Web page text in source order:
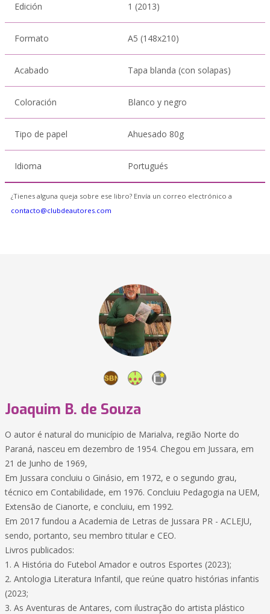
Edición 1 (2013)
Formato A5 (148x210)
Acabado Tapa blanda (con solapas)
Coloración Blanco y negro
Tipo de papel Ahuesado 80g
Idioma Portugués
¿Tienes alguna queja sobre ese libro? Envía un correo electrónico a
contacto@clubdeautores.com
Joaquim B. de Souza
O autor é natural do município de Marialva, região Norte do
Paraná, nasceu em dezembro de 1954. Chegou em Jussara, em
21 de Junho de 1969,
Em Jussara concluiu o Ginásio, em 1972, e o segundo grau,
técnico em Contabilidade, em 1976. Concluiu Pedagogia na UEM,
Extensão de Cianorte, e concluiu, em 1992.
Em 2017 fundou a Academia de Letras de Jussara PR - ACLEJU,
sendo, portanto, seu membro titular e CEO.
Livros publicados:
1. A História do Futebol Amador e outros Esportes (2023);
2. Antologia Literatura Infantil, que reúne quatro histórias infantis
(2023;
3. As Aventuras de Antares, com ilustração do artista plástico